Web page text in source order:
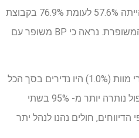
יתר לחץ דם לאחר 6 חודשים הייתה 57.6% לעומת 76.9% בקבוצת
CHW ו- 82.8% בקבוצת CHW המשופרת. נראה כי BP משופר עם
תופעות לוואי קשות (2.7%) ומקרי מוות (1.0%) היו נדירים בסך הכל
ודומים בין קבוצות. שמירה בטיפול נותרה יותר מ- 95% בשתי
חולים נהנו לנהל יתר